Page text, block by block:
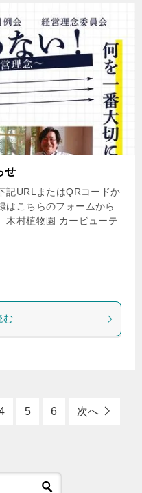
せ
記URLまたはQRコードか
はこちらのフォームから
村植物園 カービューテ
む
5 6 次へ